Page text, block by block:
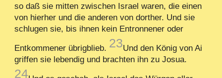
so daß sie mitten zwischen Israel waren, die einen
von hierher und die anderen von dorther. Und sie
schlugen sie, bis ihnen kein Entronnener oder
Entkommener übrigblieb. 23Und den König von Ai
griffen sie lebendig und brachten ihn zu Josua.
24